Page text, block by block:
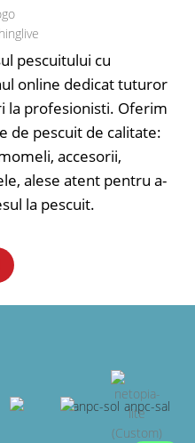
asemenea o fixare bună în gura
peștelui.
✅ Pattern-uri atractive
✅ Evoluție naturală
✅ Rezistență și durabilitate crescută
✅ Ancore ascuțite
✅ Barbetă scurtă
✅ Realizat din materiale de calitate
✅ Adâncime evoluție - 0.5m
Tip nălucă: Voblere crank; Model
nălucă: Floating; Lungime: 4;
pescuitului cu
online dedicat tuturor
la profesionisti. Oferim
de pescuit de calitate:
accesorii,
alese atent pentru a-
la pescuit.